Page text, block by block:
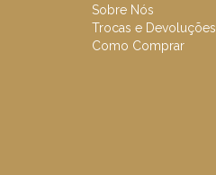
Sobre Nós
Trocas e Devoluções
Como Comprar